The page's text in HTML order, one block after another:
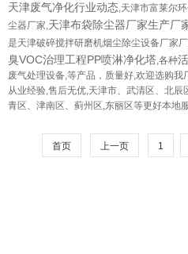
天津废气净化行业动态,天津市富莱尔
尘器厂家,天津布袋除尘器厂家生产厂
是天津破碎搅拌研磨机烟尘除尘设备厂家
臭VOC治理工程PP喷淋净化塔,各种
废气处理设备,等产品，质量好,欢迎选购
从业经验,售后无优,天津市、武清区、北
青区、津南区、蓟州区,东丽区等更好本地
首页 上一页 1